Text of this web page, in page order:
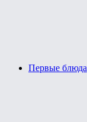
Первые блюда